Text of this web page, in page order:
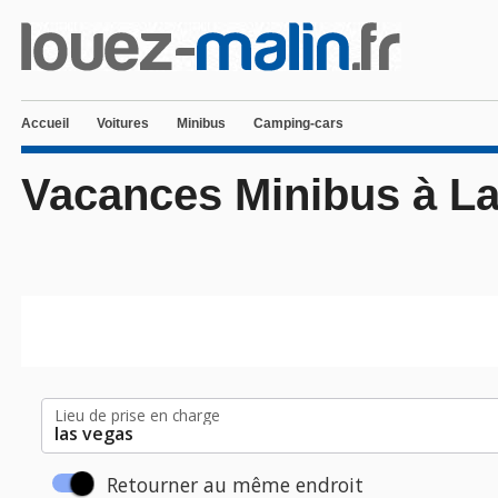
Accueil Voitures Minibus Camping-cars
Vacances Minibus à